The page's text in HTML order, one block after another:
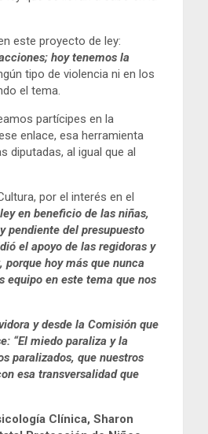
este proyecto de ley:
hoy tenemos la
tipo de violencia ni en los
el tema.
partícipes en la
enlace, esa herramienta
diputadas, al igual que al
por el interés en el
en beneficio de las niñas,
pendiente del presupuesto
el apoyo de las regidoras y
hoy más que nunca
equipo en este tema que nos
y desde la Comisión que
“El miedo paraliza y la
paralizados, que nuestros
esa transversalidad que
Clínica, Sharon